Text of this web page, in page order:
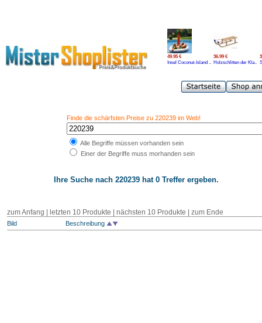
49.95 €
Insel Coconut-Island ..
36.99 €
Holzschlitten der Kla..
Finde die schärfsten Preise zu 220239 im Web!
Alle Begriffe müssen vorhanden sein
Einer der Begriffe muss morhanden sein
Ihre Suche nach 220239 hat 0 Treffer ergeben.
zum Anfang | letzten 10 Produkte | nächsten 10 Produkte | zum Ende
Bild Beschreibung